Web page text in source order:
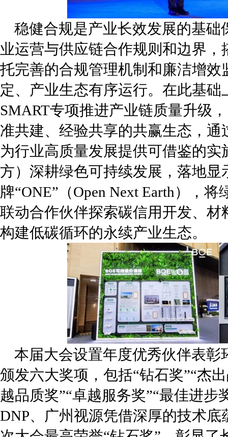
稳健合规是产业长效发展的基础
业运营与供应链合作规则和边界
托完善的合规管理机制和廉洁增
定、产业生态有序运行。在此基
SMART专项推进产业链质量升级
准共建、经验共享的共赢生态，
为行业高质量发展提供可借鉴的
方）深耕绿色可持续发展，落地
牌“ONE”（Open Next Earth），
联动合作伙伴探索碳信用开发、
构建低碳循环的永续产业生态。
本届大会设置年度优秀伙伴表
颁发六大奖项，包括“钻石奖”“杰
越品质奖”“卓越服务奖”“最佳进步
DNP、广州视源凭借深厚的技术